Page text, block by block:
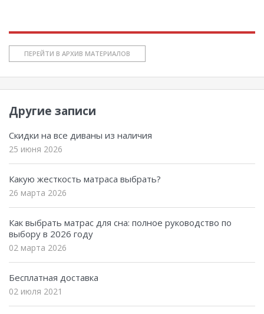
ПЕРЕЙТИ В АРХИВ МАТЕРИАЛОВ
Другие записи
Скидки на все диваны из наличия
25 июня 2026
Какую жесткость матраса выбрать?
26 марта 2026
Как выбрать матрас для сна: полное руководство по
выбору в 2026 году
02 марта 2026
Бесплатная доставка
02 июля 2021